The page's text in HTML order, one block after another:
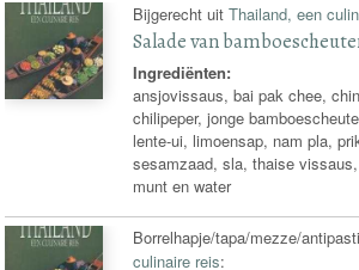
Bijgerecht uitThailand, een
Salade van
Ingrediënten:
ansjovissaus, bai pak chee,
chilipeper, jonge
lente-ui, limoensap, nam pla,
sesamzaad, sla, thaise
munt en water
Borrelhapje/tapa/mezze/
culinaire reis: